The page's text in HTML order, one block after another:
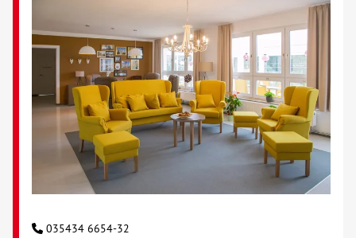
Mitmachen
Karriere
Ausbildung
Glossar
035434 6654-32